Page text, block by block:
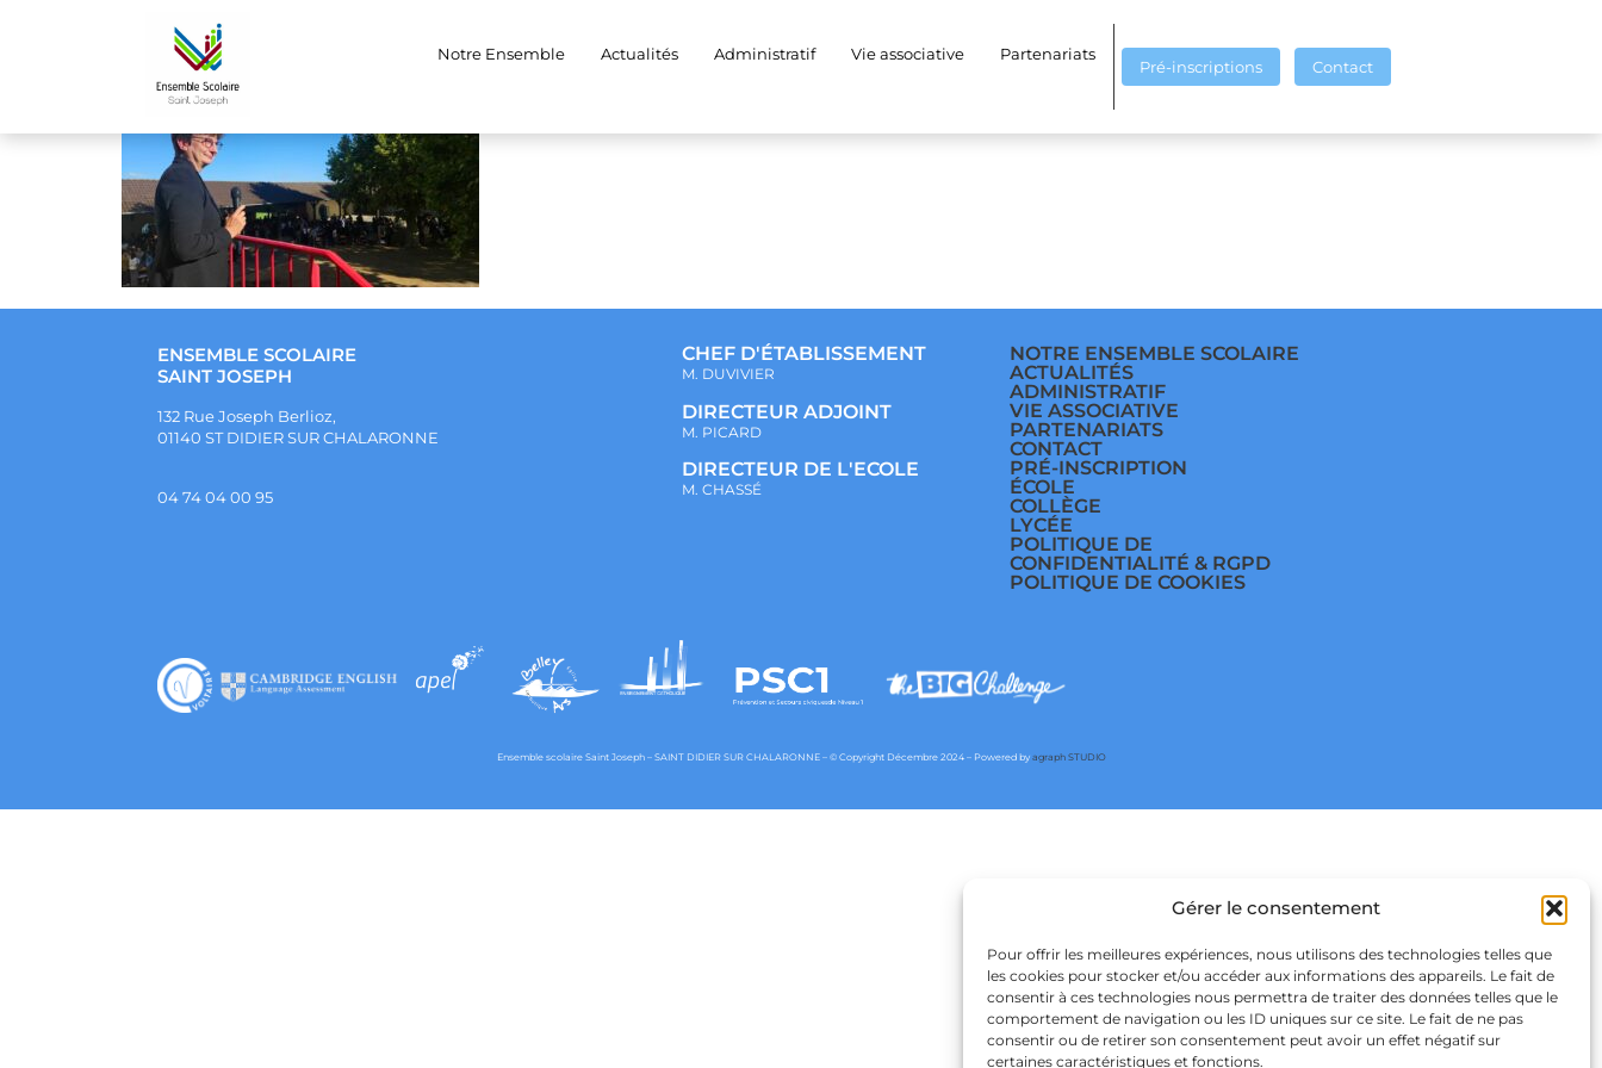
Gérer le consentement
Pour offrir les meilleures expériences, nous utilisons des technologies telles que
les cookies pour stocker et/ou accéder aux informations des appareils. Le fait de
consentir à ces technologies nous permettra de traiter des données telles que le
comportement de navigation ou les ID uniques sur ce site. Le fait de ne pas
consentir ou de retirer son consentement peut avoir un effet négatif sur
certaines caractéristiques et fonctions.
Notre Ensemble Actualités Administratif Vie associative Partenariats
Pré-inscriptions Contact
be1c8f27-648b-4a44-a102-456eb7552682
ENSEMBLE SCOLAIRE
SAINT JOSEPH
132 Rue Joseph Berlioz,
01140 ST DIDIER SUR CHALARONNE
04 74 04 00 95
CHEF D'ÉTABLISSEMENT
M. DUVIVIER
DIRECTEUR ADJOINT
M. PICARD
DIRECTEUR DE L'ECOLE
M. CHASSÉ
NOTRE ENSEMBLE SCOLAIRE
ACTUALITÉS
ADMINISTRATIF
VIE ASSOCIATIVE
PARTENARIATS
CONTACT
PRÉ-INSCRIPTION
ÉCOLE
COLLÈGE
LYCÉE
POLITIQUE DE
CONFIDENTIALITÉ & RGPD
POLITIQUE DE COOKIES
Ensemble scolaire Saint Joseph – SAINT DIDIER SUR CHALARONNE – © Copyright Décembre 2024 – Powered by agraph STUDIO